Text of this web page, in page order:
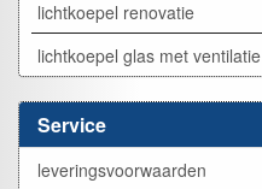
lichtkoepel renovatie
lichtkoepel glas met ventilatie
Service
leveringsvoorwaarden